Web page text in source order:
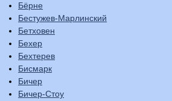
Бёрне
Бестужев-Марлинский
Бетховен
Бехер
Бехтерев
Бисмарк
Бичер
Бичер-Стоу